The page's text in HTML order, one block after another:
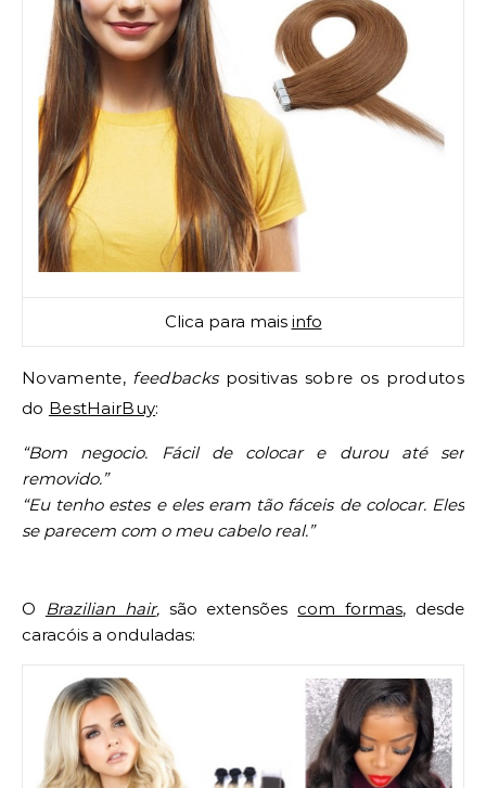
Clica para mais info
Novamente, feedbacks positivas sobre os produtos
do BestHairBuy:
“Bom negocio. Fácil de colocar e durou até ser
removido.”
“Eu tenho estes e eles eram tão fáceis de colocar. Eles
se parecem com o meu cabelo real.”
O Brazilian hair, são extensões com formas, desde
caracóis a onduladas: